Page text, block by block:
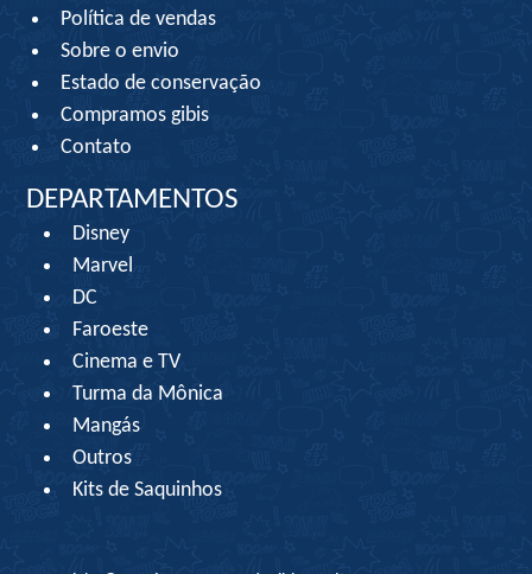
Política de vendas
Sobre o envio
Estado de conservação
Compramos gibis
Contato
DEPARTAMENTOS
Disney
Marvel
DC
Faroeste
Cinema e TV
Turma da Mônica
Mangás
Outros
Kits de Saquinhos